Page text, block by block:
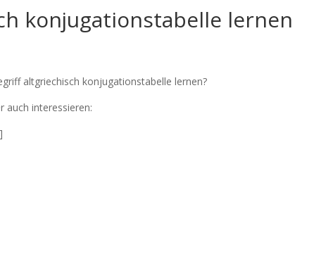
konjugationstabelle lernen
altgriechisch konjugationstabelle lernen?
auch interessieren: